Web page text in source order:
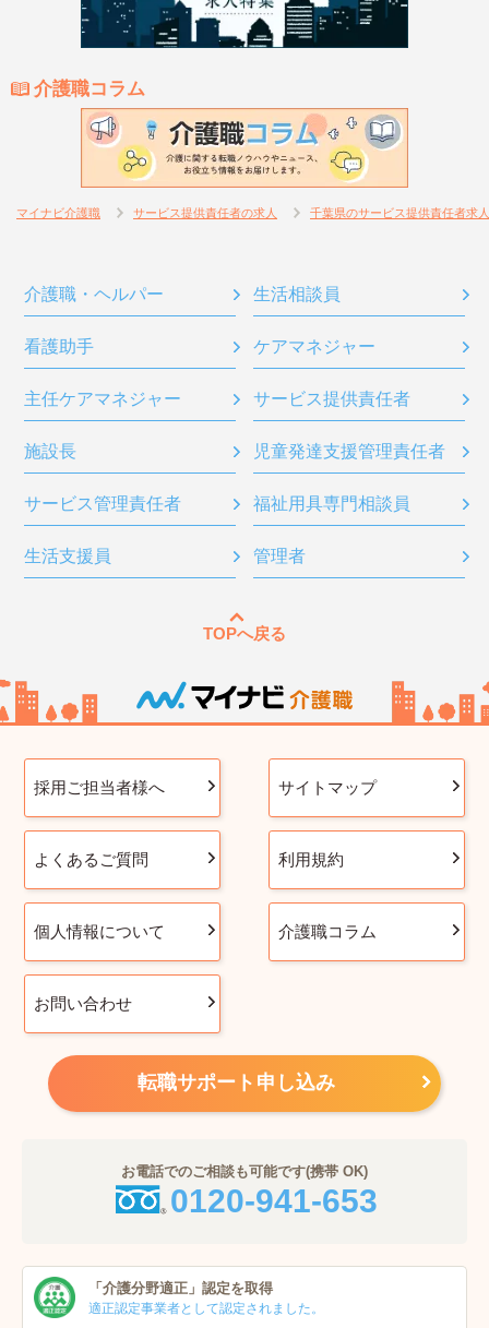
介護職コラム
マイナビ介護職 サービス提供責任者の求人 千葉県のサービス提供責任者求人
介護職・ヘルパー 生活相談員
看護助手 ケアマネジャー
主任ケアマネジャー サービス提供責任者
施設長 児童発達支援管理責任者
サービス管理責任者 福祉用具専門相談員
生活支援員 管理者
TOPへ戻る
採用ご担当者様へ サイトマップ
よくあるご質問 利用規約
個人情報について 介護職コラム
お問い合わせ
転職サポート申し込み
お電話でのご相談も可能です(携帯 OK)
0120-941-653
「介護分野適正」 認定を取得
適正認定事業者として認定されました。